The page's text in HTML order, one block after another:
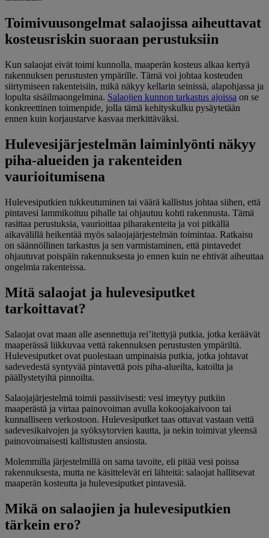
Toimivuusongelmat salaojissa aiheuttavat
kosteusriskin suoraan perustuksiin
Kun salaojat eivät toimi kunnolla, maaperän kosteus alkaa kertyä
rakennuksen perustusten ympärille. Tämä voi johtaa kosteuden
siirtymiseen rakenteisiin, mikä näkyy kellarin seinissä, alapohjassa ja
lopulta sisäilmaongelmina. Salaojien kunnon tarkastus ajoissa on se
konkreettinen toimenpide, jolla tämä kehityskulku pysäytetään
ennen kuin korjaustarve kasvaa merkittäväksi.
Hulevesijärjestelmän laiminlyönti näkyy
piha-alueiden ja rakenteiden
vaurioitumisena
Hulevesiputkien tukkeutuminen tai väärä kallistus johtaa siihen, että
pintavesi lammikoituu pihalle tai ohjautuu kohti rakennusta. Tämä
rasittaa perustuksia, vaurioittaa piharakenteita ja voi pitkällä
aikavälillä heikentää myös salaojajärjestelmän toimintaa. Ratkaisu
on säännöllinen tarkastus ja sen varmistaminen, että pintavedet
ohjautuvat poispäin rakennuksesta jo ennen kuin ne ehtivät aiheuttaa
ongelmia rakenteissa.
Mitä salaojat ja hulevesiputket
tarkoittavat?
Salaojat ovat maan alle asennettuja rei’itettyjä putkia, jotka keräävät
maaperässä liikkuvaa vettä rakennuksen perustusten ympäriltä.
Hulevesiputket ovat puolestaan umpinaisia putkia, jotka johtavat
sadevedestä syntyvää pintavettä pois piha-alueilta, katoilta ja
päällystetyiltä pinnoilta.
Salaojajärjestelmä toimii passiivisesti: vesi imeytyy putkiin
maaperästä ja virtaa painovoiman avulla kokoojakaivoon tai
kunnalliseen verkostoon. Hulevesiputket taas ottavat vastaan vettä
sadevesikaivojen ja syöksytorvien kautta, ja nekin toimivat yleensä
painovoimaisesti kallistusten ansiosta.
Molemmilla järjestelmillä on sama tavoite, eli pitää vesi poissa
rakennuksesta, mutta ne käsittelevät eri lähteitä: salaojat hallitsevat
maaperän kosteutta ja hulevesiputket pintavesiä.
Mikä on salaojien ja hulevesiputkien
tärkein ero?